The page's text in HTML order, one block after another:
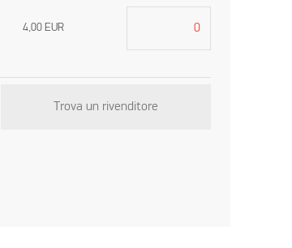
4,00 EUR
Trova un rivenditore